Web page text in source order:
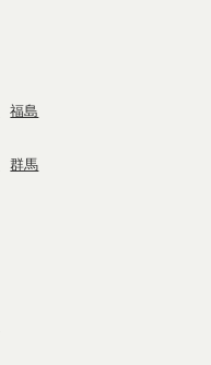
福島
群馬